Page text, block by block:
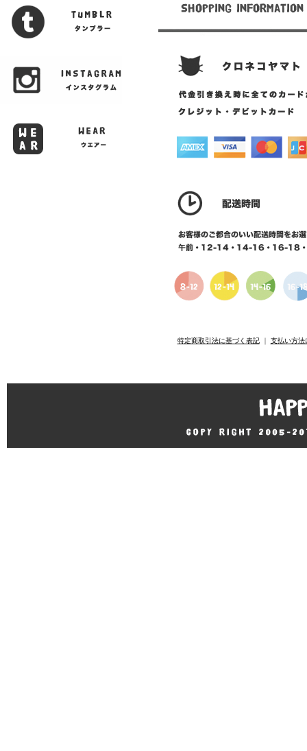
特定商取引法に基づく表記｜ 支払い方法